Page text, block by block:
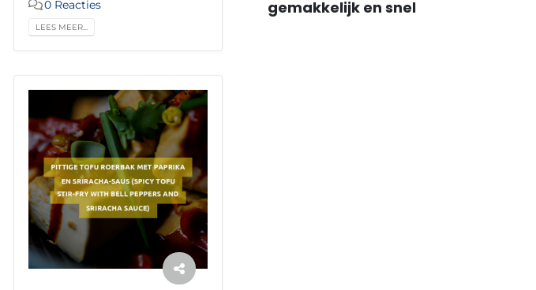
0 Reacties
LEES MEER...
voor voordelige maaltijden